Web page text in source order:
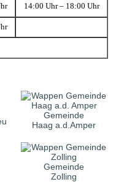
14:00 Uhr – 18:00 Uhr
Gemeinde
Haag a.d.Amper
Gemeinde
Zolling